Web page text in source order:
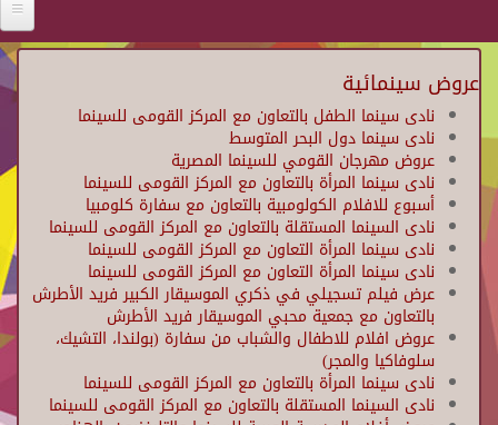
عروض سينمائية
نادى سينما الطفل بالتعاون مع المركز القومى للسينما
نادى سينما دول البحر المتوسط
عروض مهرجان القومي للسينما المصرية
نادى سينما المرأة بالتعاون مع المركز القومى للسينما
أسبوع للافلام الكولومبية بالتعاون مع سفارة كلومبيا
نادى السينما المستقلة بالتعاون مع المركز القومى للسينما
نادى سينما المرأة التعاون مع المركز القومى للسينما
نادى سينما المرأة التعاون مع المركز القومى للسينما
عرض فيلم تسجيلي في ذكري الموسيقار الكبير فريد الأطرش
بالتعاون مع جمعية محبي الموسيقار فريد الأطرش
عروض افلام للاطفال والشباب من سفارة (بولندا، التشيك،
سلوفاكيا والمجر)
نادى سينما المرأة بالتعاون مع المركز القومى للسينما
نادى السينما المستقلة بالتعاون مع المركز القومى للسينما